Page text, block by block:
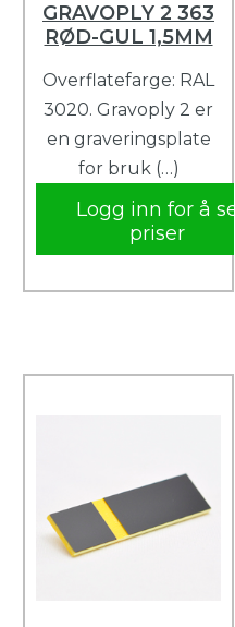
GRAVOPLY 2 363
RØD-GUL 1,5MM
Overflatefarge: RAL
3020. Gravoply 2 er
en graveringsplate
for bruk (…)
Logg inn for å se
priser